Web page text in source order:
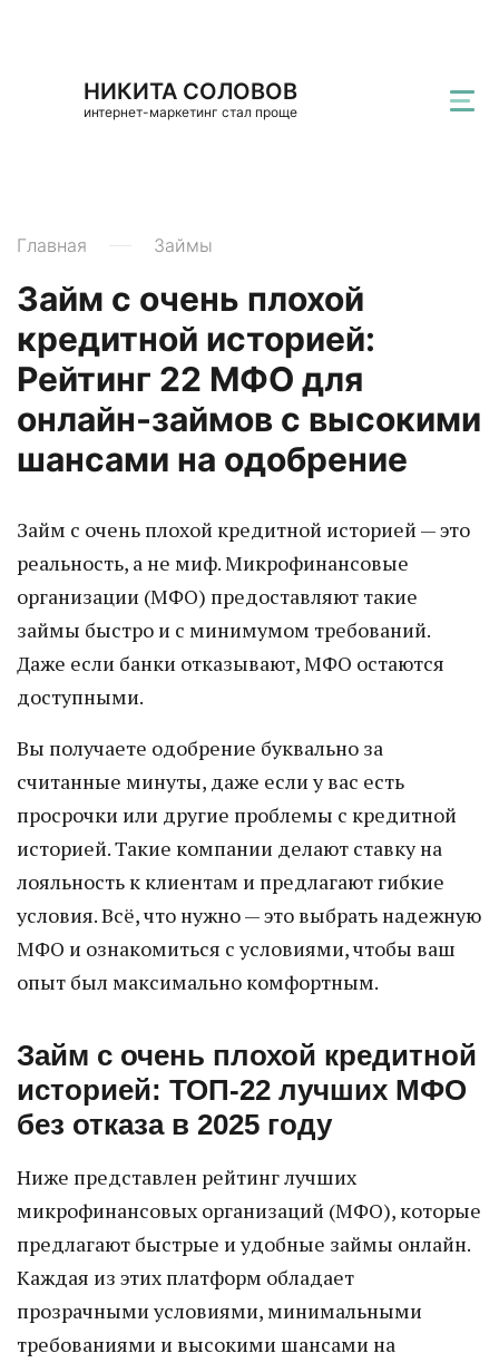
НИКИТА СОЛОВОВ
интернет-маркетинг стал проще
Главная Займы
Займ с очень плохой
кредитной историей:
Рейтинг 22 МФО для
онлайн-займов с высокими
шансами на одобрение
Займ с очень плохой кредитной историей — это
реальность, а не миф. Микрофинансовые
организации (МФО) предоставляют такие
займы быстро и с минимумом требований.
Даже если банки отказывают, МФО остаются
доступными.
Вы получаете одобрение буквально за
считанные минуты, даже если у вас есть
просрочки или другие проблемы с кредитной
историей. Такие компании делают ставку на
лояльность к клиентам и предлагают гибкие
условия. Всё, что нужно — это выбрать надежную
МФО и ознакомиться с условиями, чтобы ваш
опыт был максимально комфортным.
Займ с очень плохой кредитной
историей: ТОП-22 лучших МФО
без отказа в 2025 году
Ниже представлен рейтинг лучших
микрофинансовых организаций (МФО), которые
предлагают быстрые и удобные займы онлайн.
Каждая из этих платформ обладает
прозрачными условиями, минимальными
требованиями и высокими шансами на